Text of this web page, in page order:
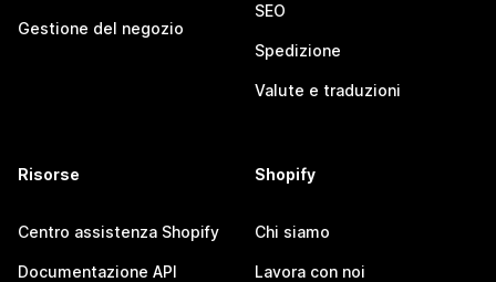
Gestione del negozio
SEO
Spedizione
Valute e traduzioni
Risorse
Centro assistenza Shopify
Documentazione API
Shopify
Chi siamo
Lavora con noi